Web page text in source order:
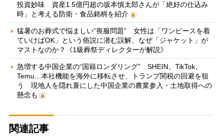
投資妙味 資産1.5億円超の坂本慎太郎さんが「絶好の仕込み
時」と考える防衛・食品銘柄を紹介
猛暑のお葬式で悩ましい“喪服問題” 女性は「ワンピースを着
ていけばOK」という俗説に潜む誤解、なぜ「ジャケット」が
マストなのか？《1級葬祭ディレクターが解説》
急増する中国企業の“国籍ロンダリング” SHEIN、TikTok、
Temu…本社機能を海外に移転させ、トランプ関税の回避を狙
う 現地人を隠れ蓑にした中国企業の農業参入・土地取得への
懸念も
関連記事